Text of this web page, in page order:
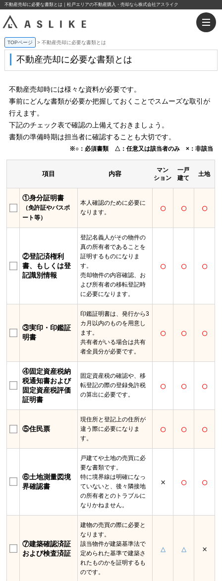
不動産売却に必要な書類とは｜松戸エリアの不動産購入・売却なら株式会社アスライク
TOPページ 不動産売却に必要な書類とは